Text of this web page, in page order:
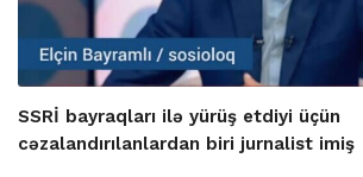
SSRİ bayraqları ilə yürüş etdiyi üçün
cəzalandırılanlardan biri jurnalist imiş